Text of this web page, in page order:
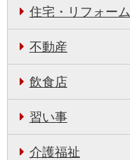
住宅・リフォーム
不動産
飲食店
習い事
介護福祉